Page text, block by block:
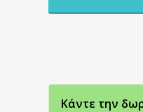
Κάντε την